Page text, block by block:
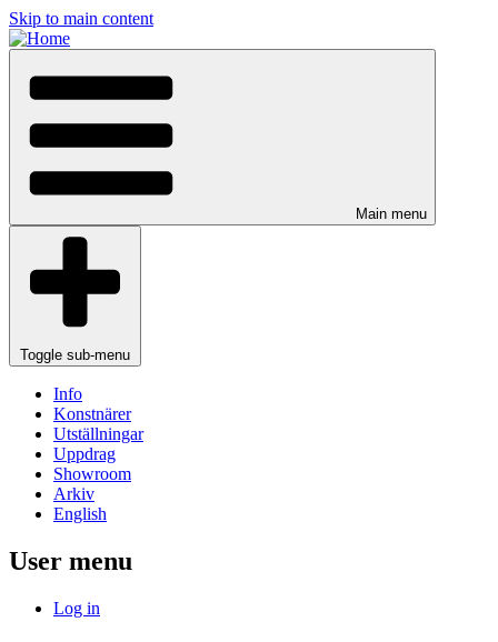
Skip to main content
Main menu
Toggle sub-menu
Info
Konstnärer
Utställningar
Uppdrag
Showroom
Arkiv
English
User menu
Log in